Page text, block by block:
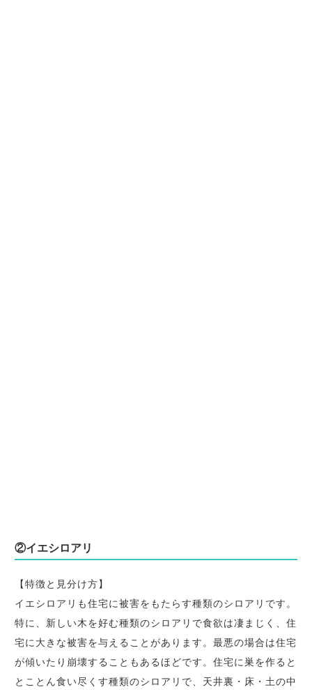
②イエシロアリ
【特徴と見分け方】
イエシロアリも住宅に被害をもたらす種類のシロアリです。
特に、新しい木を好む種類のシロアリで食欲は凄まじく、住
宅に大きな被害を与えることがあります。最悪の場合は住宅
が傾いたり崩壊することもあるほどです。住宅に巣を作ると
とことん食い尽くす種類のシロアリで、天井裏・床・土の中